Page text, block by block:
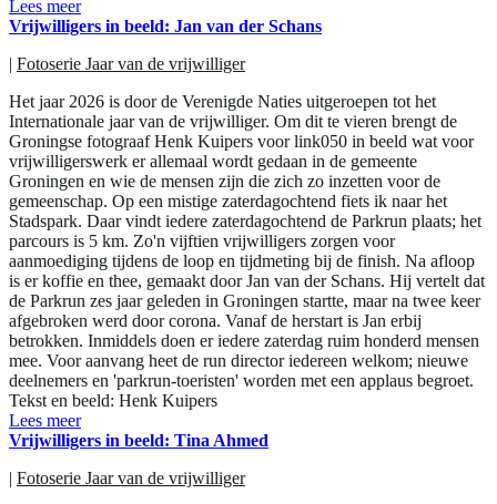
Lees meer
Vrijwilligers in beeld: Jan van der Schans
| Fotoserie Jaar van de vrijwilliger
Het jaar 2026 is door de Verenigde Naties uitgeroepen tot het
Internationale jaar van de vrijwilliger. Om dit te vieren brengt de
Groningse fotograaf Henk Kuipers voor link050 in beeld wat voor
vrijwilligerswerk er allemaal wordt gedaan in de gemeente
Groningen en wie de mensen zijn die zich zo inzetten voor de
gemeenschap. Op een mistige zaterdagochtend fiets ik naar het
Stadspark. Daar vindt iedere zaterdagochtend de Parkrun plaats; het
parcours is 5 km. Zo'n vijftien vrijwilligers zorgen voor
aanmoediging tijdens de loop en tijdmeting bij de finish. Na afloop
is er koffie en thee, gemaakt door Jan van der Schans. Hij vertelt dat
de Parkrun zes jaar geleden in Groningen startte, maar na twee keer
afgebroken werd door corona. Vanaf de herstart is Jan erbij
betrokken. Inmiddels doen er iedere zaterdag ruim honderd mensen
mee. Voor aanvang heet de run director iedereen welkom; nieuwe
deelnemers en 'parkrun-toeristen' worden met een applaus begroet.
Tekst en beeld: Henk Kuipers
Lees meer
Vrijwilligers in beeld: Tina Ahmed
| Fotoserie Jaar van de vrijwilliger